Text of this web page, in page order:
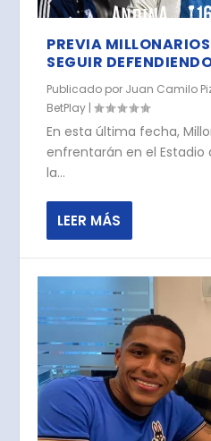
PREVIA
SEGUIR
Publicado por Juan Camilo
BetPlay |
En esta última fecha,
enfrentarán en el Estadio
la...
LEER MÁS